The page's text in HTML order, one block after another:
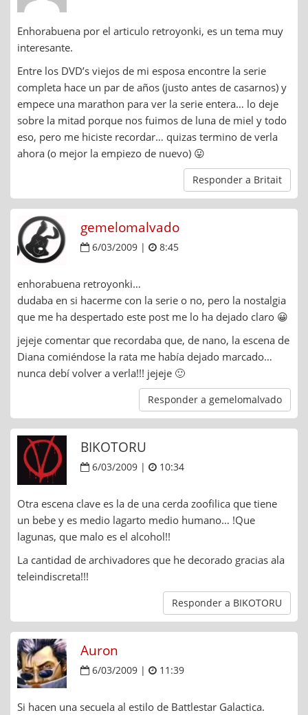
Enhorabuena por el articulo retroyonki, es un tema muy
interesante.
Entre los DVD’s viejos de mi esposa encontre la serie
completa hace un par de años (justo antes de casarnos) y
empece una marathon para ver la serie entera… lo deje
sobre la mitad porque nos fuimos de luna de miel y todo
eso, pero me hiciste recordar… quizas termino de verla
ahora (o mejor la empiezo de nuevo) 😛
Responder a Britait
gemelomalvado
6/03/2009 | 8:45
enhorabuena retroyonki…
dudaba en si hacerme con la serie o no, pero la nostalgia
que me ha despertado este post me lo ha dejado claro 😀
jejeje comentar que recordaba que, de nano, la escena de
Diana comiéndose la rata me había dejado marcado…
nunca debí volver a verla!!! jejeje 🙂
Responder a gemelomalvado
BIKOTORU
6/03/2009 | 10:34
Otra escena clave es la de una cerda zoofilica que tiene
un bebe y es medio lagarto medio humano… !Que
lagunas, que malo es el alcohol!!
La cantidad de archivadores que he decorado gracias ala
teleindiscreta!!!
Responder a BIKOTORU
Auron
6/03/2009 | 11:39
Si hacen una secuela al estilo de Battlestar Galactica.